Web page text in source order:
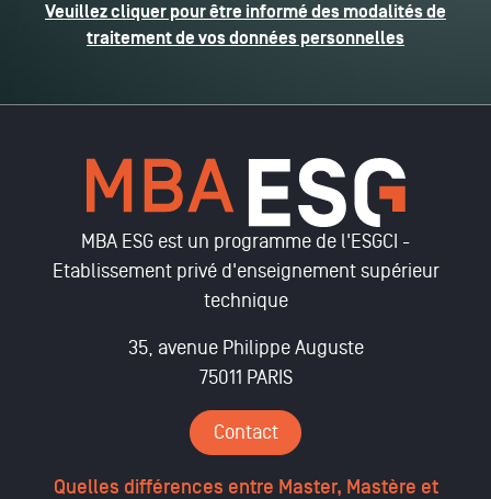
Veuillez cliquer pour être informé des modalités de
traitement de vos données personnelles
MBA ESG est un programme de l'ESGCI -
Etablissement privé d'enseignement supérieur
technique
35, avenue Philippe Auguste
75011 PARIS
Contact
Quelles différences entre Master, Mastère et